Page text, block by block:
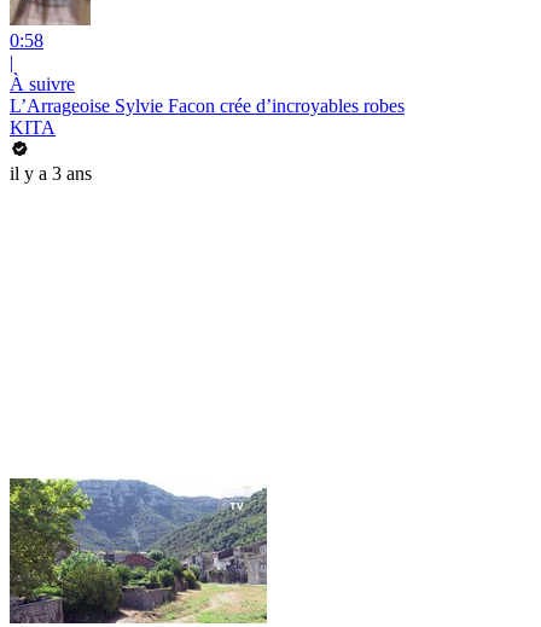
0:58
|
À suivre
L’Arrageoise Sylvie Facon crée d’incroyables robes
KITA
il y a 3 ans